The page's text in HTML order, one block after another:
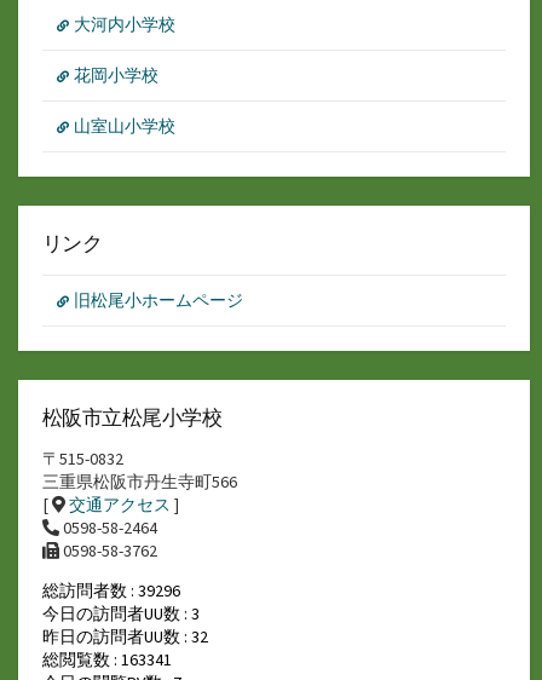
大河内小学校
花岡小学校
山室山小学校
リンク
旧松尾小ホームページ
松阪市立松尾小学校
〒515-0832
三重県松阪市丹生寺町566
[
交通アクセス ]
0598-58-2464
0598-58-3762
総訪問者数 : 39296
今日の訪問者UU数 : 3
昨日の訪問者UU数 : 32
総閲覧数 : 163341